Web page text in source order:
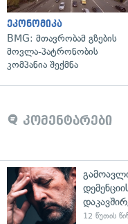
ეკონომიკა
BMG: მთავრობამ გზების
მოვლა-პატრონობის
კომპანია შექმნა
კომენტარები
12 წუთის